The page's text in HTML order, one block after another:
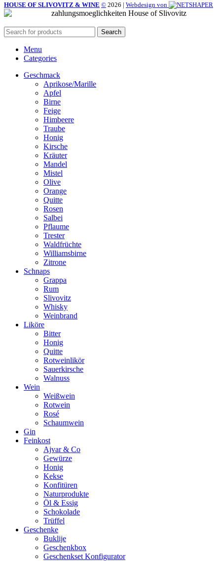
HOUSE OF SLIVOVITZ & WINE © 2026 | Webdesign von
Search
Menu
Categories
Geschmack
Aprikose/Marille
Apfel
Birne
Feige
Himbeere
Traube
Honig
Kirsche
Kräuter
Mandel
Mistel
Olive
Orange
Quitte
Rosen
Salbei
Pflaume
Trester
Waldfrüchte
Williamsbirne
Zitrone
Schnaps
Grappa
Rum
Slivovitz
Whisky
Weinbrand
Liköre
Bitter
Honig
Quitte
Rotweinlikör
Sauerkirsche
Walnuss
Wein
Weißwein
Rotwein
Rosé
Schaumwein
Gin
Feinkost
Ajvar & Co
Gewürze
Honig
Kekse
Konfitüren
Naturprodukte
Öl & Essig
Schokolade
Trüffel
Geschenke
Buklije
Geschenkbox
Geschenkset Konfigurator